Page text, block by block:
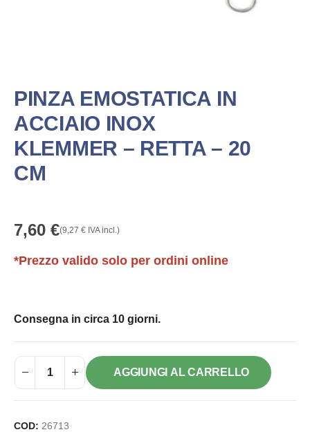
PINZA EMOSTATICA IN
ACCIAIO INOX
KLEMMER – RETTA – 20
CM
7,60 €(9,27 € IVA incl.)
*Prezzo valido solo per ordini online
Consegna in circa 10 giorni.
AGGIUNGI AL CARRELLO
COD: 26713